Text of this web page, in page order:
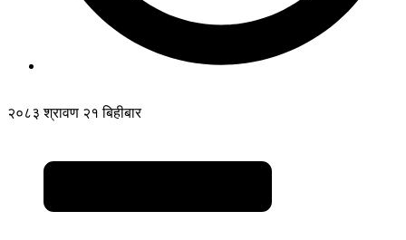
२०८३ श्रावण २१ बिहीबार